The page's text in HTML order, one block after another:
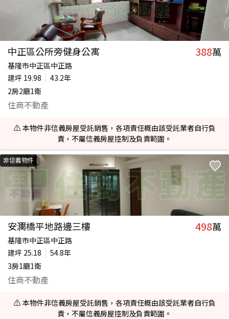
中正區公所旁健身公寓 388萬
基隆市中正區中正路
建坪 19.98
43.2年
2房2廳1衛
住商不動產
⚠️ 本物件非信義房屋受託銷售，各項責任概由該受託業者自行負
責，不屬信義房屋控制及負責範圍。
非信義物件
安瀾橋平地路邊三樓 498萬
基隆市中正區中正路
建坪 25.18
54.8年
3房1廳1衛
住商不動產
⚠️ 本物件非信義房屋受託銷售，各項責任概由該受託業者自行負
責，不屬信義房屋控制及負責範圍。